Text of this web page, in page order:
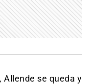
Allende se queda y